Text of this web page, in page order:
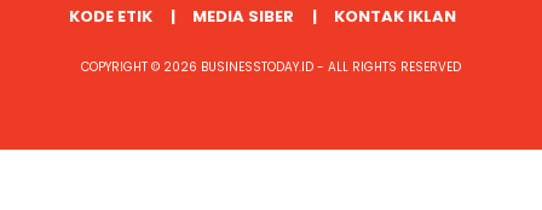
KODE ETIK
MEDIA SIBER KONTAK IKLAN
COPYRIGHT © 2026 BUSINESSTODAY.ID - ALL RIGHTS RESERVED